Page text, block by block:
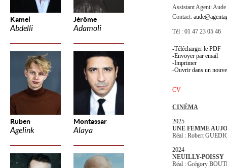
Kamel
Abdelli
Jérôme
Adamoli
Ruben
Agelink
Montassar
Alaya
Assistant Agent:Aude
Contact:
Tél : 01 47 23 05 46
Télécharger le PDF
Envoyer par email
Imprimer
Ouvrir dans un
CV
CINÉMA
2025
UNE FEMME
Réal : Robert
2024
NEUILLY-POISSY
Réal : Grégory